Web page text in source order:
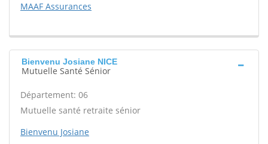
MAAF Assurances
Bienvenu Josiane NICE
Mutuelle Santé Sénior
Département: 06
Mutuelle santé retraite sénior
Bienvenu Josiane